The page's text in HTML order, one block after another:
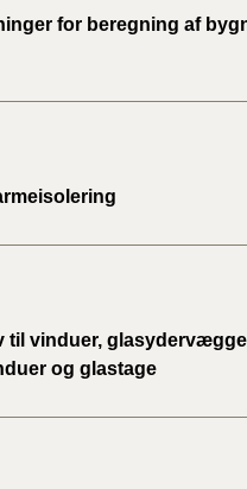
2018)
for beregning af
til vinduer,
og glastage